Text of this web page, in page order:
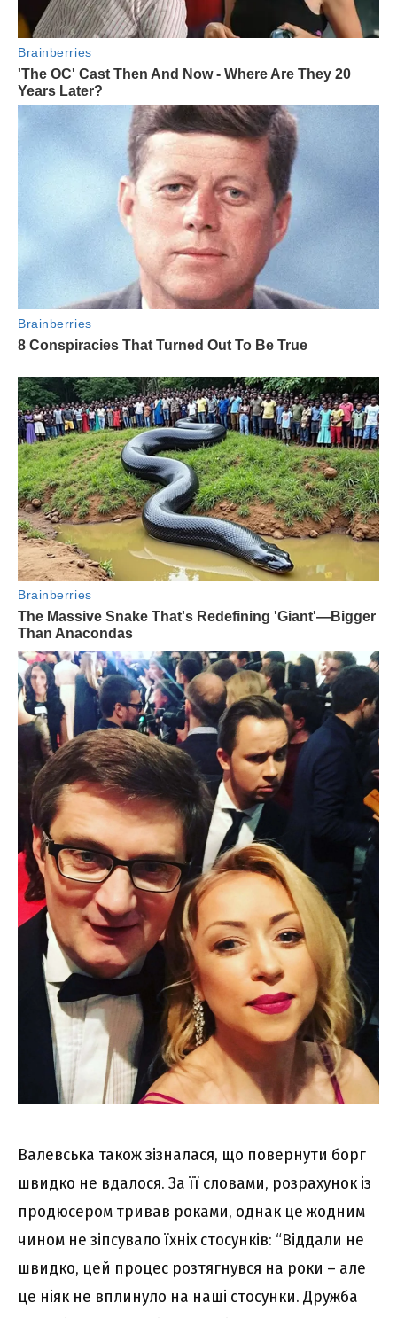
Валевська також зізналася, що повернути борг
швидко не вдалося. За її словами, розрахунок із
продюсером тривав роками, однак це жодним
чином не зіпсувало їхніх стосунків: “Віддали не
швидко, цей процес розтягнувся на роки – але
це ніяк не вплинуло на наші стосунки. Дружба